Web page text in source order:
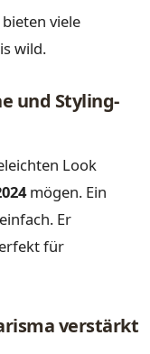
bieten viele
wild.
und Styling-
Look
mögen. Ein
Er
für
verstärkt